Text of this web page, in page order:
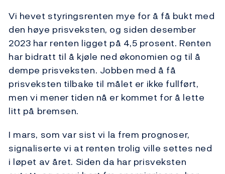
Vi hevet styringsrenten mye for å få bukt med
den høye prisveksten, og siden desember
2023 har renten ligget på 4,5 prosent. Renten
har bidratt til å kjøle ned økonomien og til å
dempe prisveksten. Jobben med å få
prisveksten tilbake til målet er ikke fullført,
men vi mener tiden nå er kommet for å lette
litt på bremsen.
I mars, som var sist vi la frem prognoser,
signaliserte vi at renten trolig ville settes ned
i løpet av året. Siden da har prisveksten